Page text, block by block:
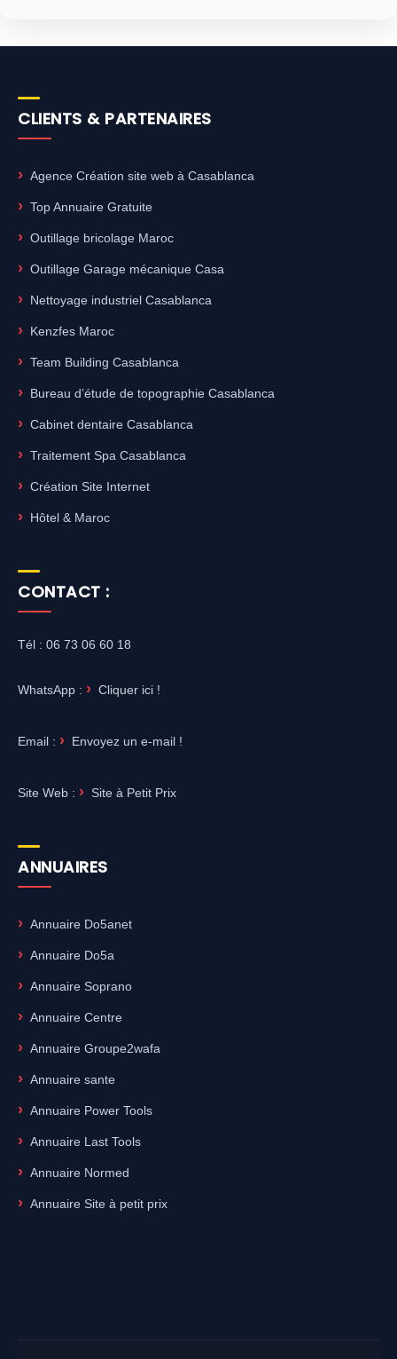
CLIENTS & PARTENAIRES
Agence Création site web à Casablanca
Top Annuaire Gratuite
Outillage bricolage Maroc
Outillage Garage mécanique Casa
Nettoyage industriel Casablanca
Kenzfes Maroc
Team Building Casablanca
Bureau d’étude de topographie Casablanca
Cabinet dentaire Casablanca
Traitement Spa Casablanca
Création Site Internet
Hôtel & Maroc
CONTACT :
Tél : 06 73 06 60 18
WhatsApp : Cliquer ici !
Email : Envoyez un e-mail !
Site Web : Site à Petit Prix
ANNUAIRES
Annuaire Do5anet
Annuaire Do5a
Annuaire Soprano
Annuaire Centre
Annuaire Groupe2wafa
Annuaire sante
Annuaire Power Tools
Annuaire Last Tools
Annuaire Normed
Annuaire Site à petit prix